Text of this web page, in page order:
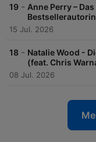
19 - Anne Perry –
15 Jul. 2026
18 - Natalie Wood -
(feat. Chris
08 Jul. 2026